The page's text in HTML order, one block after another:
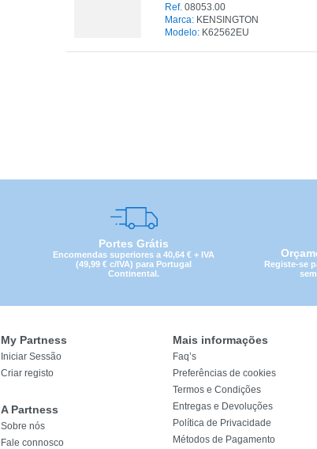
Ref. 08053.00
Marca: KENSINGTON
Modelo: K62562EU
Portes Grátis
Encomendas superiores a 40,64 € + IVA
(49,99 € c/IVA) para Portugal
Continental.
Registe-se
My Partness
Iniciar Sessão
Criar registo
A Partness
Sobre nós
Fale connosco
Mais informações
Faq’s
Preferências de cookies
Termos e Condições
Entregas e Devoluções
Política de Privacidade
Métodos de Pagamento
EAN